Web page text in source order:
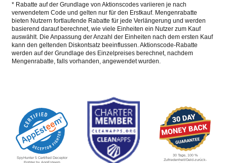
* Rabatte auf der Grundlage von Aktionscodes variieren je nach
verwendetem Code und gelten nur für den Erstkauf. Mengenrabatte
bieten Nutzern fortlaufende Rabatte für jede Verlängerung und werden
basierend darauf berechnet, wie viele Einheiten ein Nutzer zum Kauf
auswählt. Die Anpassung der Anzahl der Einheiten nach dem ersten Kauf
kann den geltenden Diskontsatz beeinflussen. Aktionscode-Rabatte
werden auf der Grundlage des Einzelpreises berechnet, nachdem
Mengenrabatte, falls vorhanden, angewendet wurden.
SpyHunter 5 Certified Deceptor
30 Tage, 100 %
Zufriedenheit/Geld-zurück-